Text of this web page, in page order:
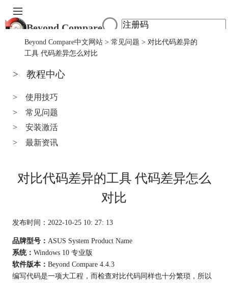
Beyond Compare
首页
服务中心
Beyond Compare中文网站> 常见问题 > 对比代码差异的
工具 代码差异怎么对比
> 教程中心
>
使用技巧
>
常见问题
>
安装激活
>
最新资讯
对比代码差异的工具 代码差异怎么
对比
发布时间：2022-10-25 10: 27: 13
品牌型号： ASUS System Product Name
系统： Windows 10 专业版
软件版本： Beyond Compare 4.4.3
编写代码是一项大工程，而检查对比代码同样也十分繁琐，所以